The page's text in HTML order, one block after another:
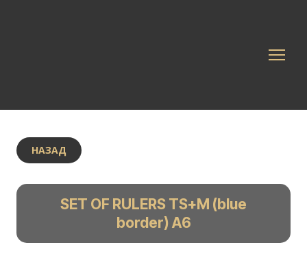
НАЗАД
SET OF RULERS TS+M (blue
border) A6